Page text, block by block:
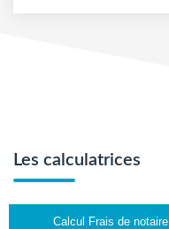
Les calculatrices
Calcul Frais de notaire